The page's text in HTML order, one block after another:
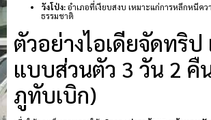
วังโป่ง:อำเภอที่เงียบสงบ เหมาะแก่การหลีกหนีค
ธรรมชาติ
ตัวอย่างไอเดียจัดทริป
แบบส่วนตัว 3 วัน 2 คื
ภูทับเบิก)